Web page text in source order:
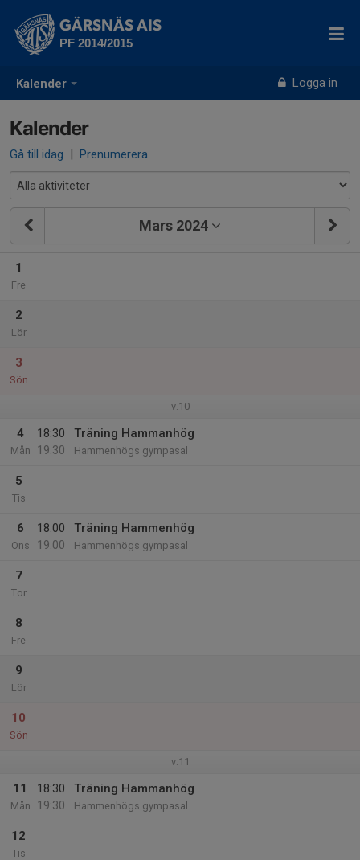
Kalender Logga in
GÄRSNÄS AIS
PF 2014/2015
Kalender
Gå till idag | Prenumerera
Mars 2024
1
Fre
2
Lör
3
Sön
v.10
4
Mån
18:30
19:30
Träning Hammanhög
Hammenhögs gympasal
5
Tis
6
Ons
18:00
19:00
Träning Hammenhög
Hammenhögs gympasal
7
Tor
8
Fre
9
Lör
10
Sön
v.11
11
Mån
18:30
19:30
Träning Hammanhög
Hammenhögs gympasal
12
Tis